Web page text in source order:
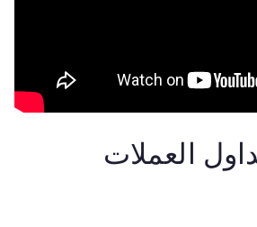
العملات